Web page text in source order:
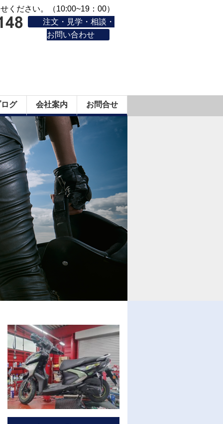
ください。（10:00~19：00）
注文・見学・相談・
お問い合わせ
グ 会社案内 お問合せ